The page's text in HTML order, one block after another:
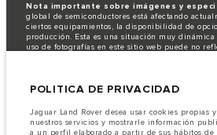
Nota importante sobre imágenes y
global de semiconductores está afectando
ciertos equipamientos, la disponibilidad de
producción. Esta es una situación muy
uso de fotografías en este sitio web puede no
actuales de nuestros vehículos y que no realicen
Jaguar Land Rover Limited busca
las especificaciones, el diseño y la producción
POLITICA DE PRIVACIDAD
Jaguar Land Rover desea usar cookies propias
nuestros servicios y mostrarle información
a un perfil elaborado a partir de sus hábitos de